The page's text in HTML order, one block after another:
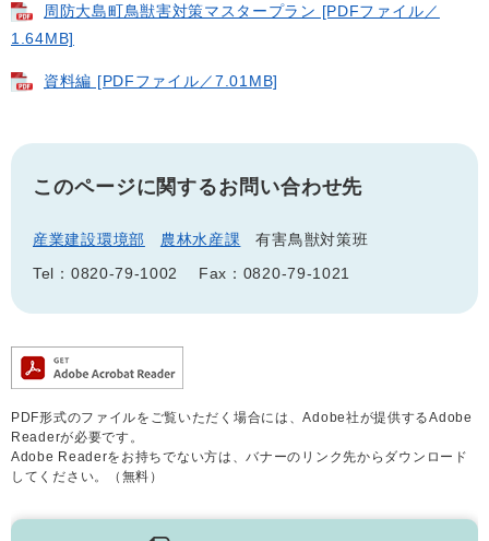
周防大島町鳥獣害対策マスタープラン [PDFファイル／
1.64MB]
資料編 [PDFファイル／7.01MB]
このページに関するお問い合わせ先
産業建設環境部 農林水産課
有害鳥獣対策班
Tel：0820-79-1002
Fax：0820-79-1021
PDF形式のファイルをご覧いただく場合には、Adobe社が提供するAdobe
Readerが必要です。
Adobe Readerをお持ちでない方は、バナーのリンク先からダウンロード
してください。（無料）